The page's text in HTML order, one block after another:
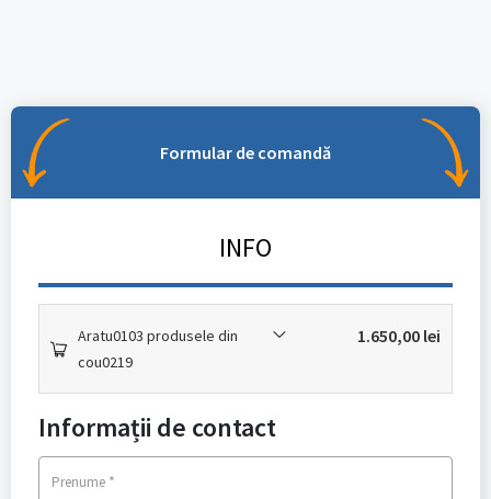
Formular de comandă
INFO
Aratu0103 produsele din
cou0219
1.650,00 lei
Informații de contact
Prenume *